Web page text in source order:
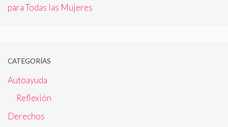
para Todas las Mujeres
CATEGORÍAS
Autoayuda
Reflexión
Derechos